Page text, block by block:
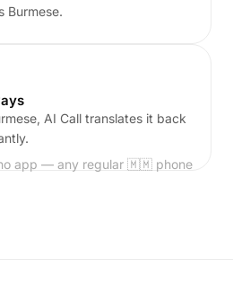
Burmese.
AI Call translates it back
app — any regular 🇲🇲 phone